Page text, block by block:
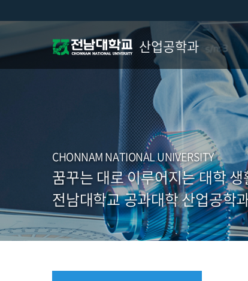
산업공학과
CHONNAM NATIONAL UNIVERSITY
꿈꾸는 대로 이루어지는 대학 생
전남대학교 공과대학 산업공학